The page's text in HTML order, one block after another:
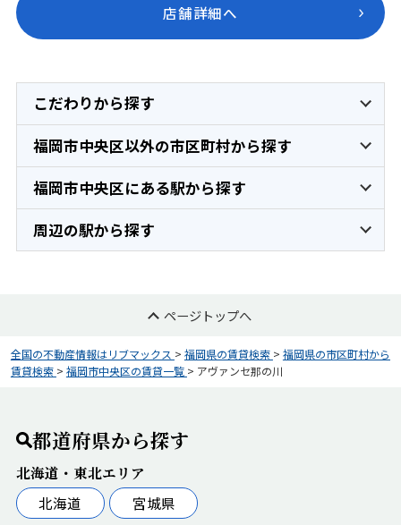
店舗詳細へ
こだわりから探す
福岡市中央区以外の市区町村から探す
福岡市中央区にある駅から探す
周辺の駅から探す
ページトップへ
全国の不動産情報はリブマックス > 福岡県の賃貸検索 > 福岡県の市区町村から
賃貸検索 > 福岡市中央区の賃貸一覧 > アヴァンセ那の川
都道府県から探す
北海道・東北エリア
北海道
宮城県